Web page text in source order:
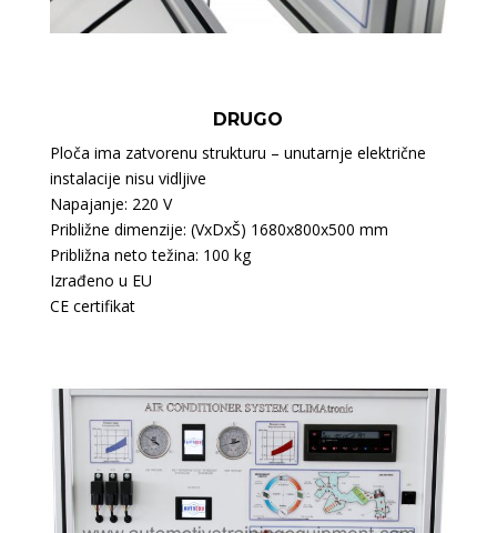
DRUGO
Ploča ima zatvorenu strukturu – unutarnje električne
instalacije nisu vidljive
Napajanje: 220 V
Približne dimenzije: (VxDxŠ) 1680x800x500 mm
Približna neto težina: 100 kg
Izrađeno u EU
CE certifikat